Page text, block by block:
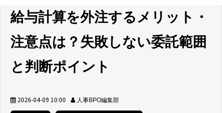
給与計算を外注するメリット・
注意点は？失敗しない委託範囲
と判断ポイント
2026-04-09 10:00 人事BPO編集部